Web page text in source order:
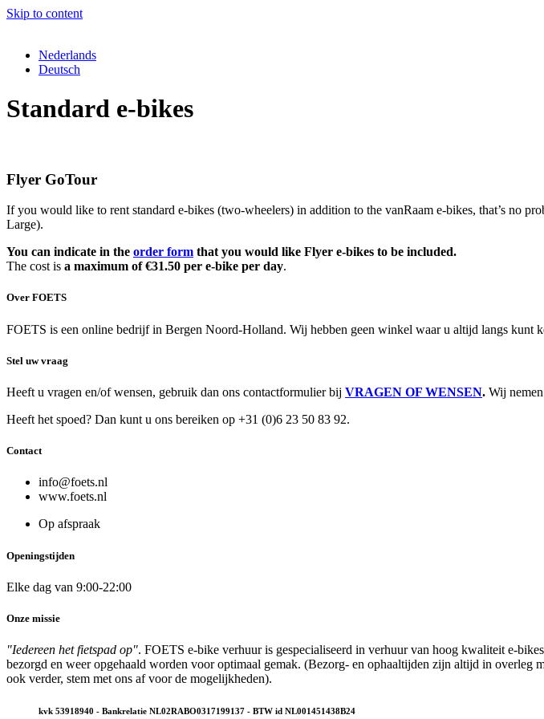
Skip to content
Nederlands
Deutsch
Standard e-bikes
Flyer GoTour
If you would like to rent standard e-bikes (two-wheelers) in addition to the vanRaam e-bikes, that’s no
Large).
You can indicate in the order form that you would like Flyer e-bikes to be included.
The cost is a maximum of €31.50 per e-bike per day.
Over FOETS
FOETS is een online bedrijf in Bergen Noord-Holland. Wij hebben geen winkel waar u altijd langs kunt
Stel uw vraag
Heeft u vragen en/of wensen, gebruik dan ons contactformulier bij VRAGEN OF WENSEN. Wij
Heeft het spoed? Dan kunt u ons bereiken op +31 (0)6 23 50 83 92.
Contact
info@foets.nl
www.foets.nl
Op afspraak
Openingstijden
Elke dag van 9:00-22:00
Onze missie
"Iedereen het fietspad op". FOETS e-bike verhuur is gespecialiseerd in verhuur van hoog kwaliteit e-
bezorgd en weer opgehaald worden voor optimaal gemak. (Bezorg- en ophaaltijden zijn altijd in
ook verder, stem met ons af voor de mogelijkheden).
kvk 53918940 - Bankrelatie NL02RABO0317199137 - BTW id NL001451438B24